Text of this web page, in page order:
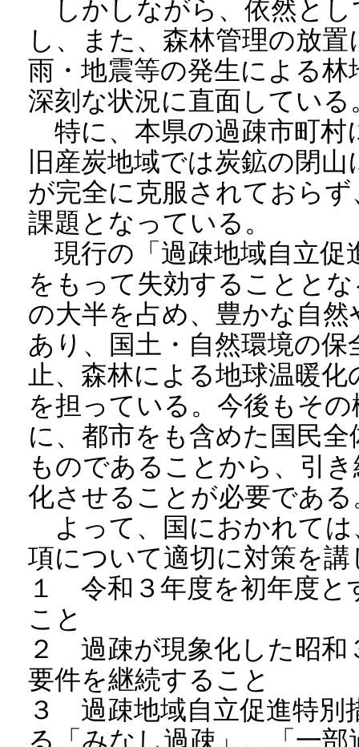
しかしながら、依然とし
し、また、森林管理の放
雨・地震等の発生による
深刻な状況に直面している
特に、本県の過疎市町村
旧産炭地域では炭鉱の閉
が完全に克服されておら
課題となっている。
現行の「過疎地域自立促
をもって失効することと
の大半を占め、豊かな自
あり、国土・自然環境の
止、森林による地球温暖
を担っている。今後もそ
に、都市をも含めた国民
ものであることから、引
化させることが必要である
よって、国におかれては
項について適切に対策を
１ 令和３年度を初年度と
こと
２ 過疎が現象化した昭和
要件を継続すること
３ 過疎地域自立促進特別
る「みなし過疎」、「一